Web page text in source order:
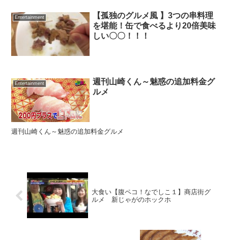
Entertainment
【孤独のグルメ風 】3つの串料理
を堪能！缶で食べるより20倍美味
しい〇〇！！！
Entertainment
週刊山崎くん～魅惑の追加料金グ
ルメ
週刊山崎くん～魅惑の追加料金グルメ
大食い【腹ペコ！なでしこ１】商店街グ
ルメ 新じゃがのホックホ